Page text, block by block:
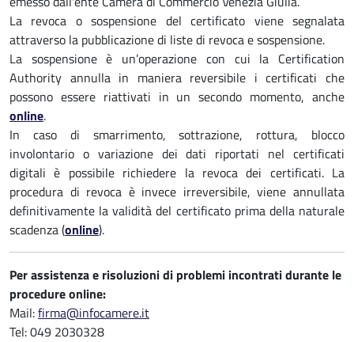
La revoca o sospensione del certificato viene segnalata
attraverso la pubblicazione di liste di revoca e sospensione.
La sospensione è un’operazione con cui la Certification
Authority annulla in maniera reversibile i certificati che
possono essere riattivati in un secondo momento, anche
online.
In caso di smarrimento, sottrazione, rottura, blocco
involontario o variazione dei dati riportati nel certificati
digitali è possibile richiedere la revoca dei certificati. La
procedura di revoca è invece irreversibile, viene annullata
definitivamente la validità del certificato prima della naturale
scadenza (online).
Per assistenza e risoluzioni di problemi incontrati durante le
procedure online:
Mail:firma@infocamere.it
Tel: 049 2030328